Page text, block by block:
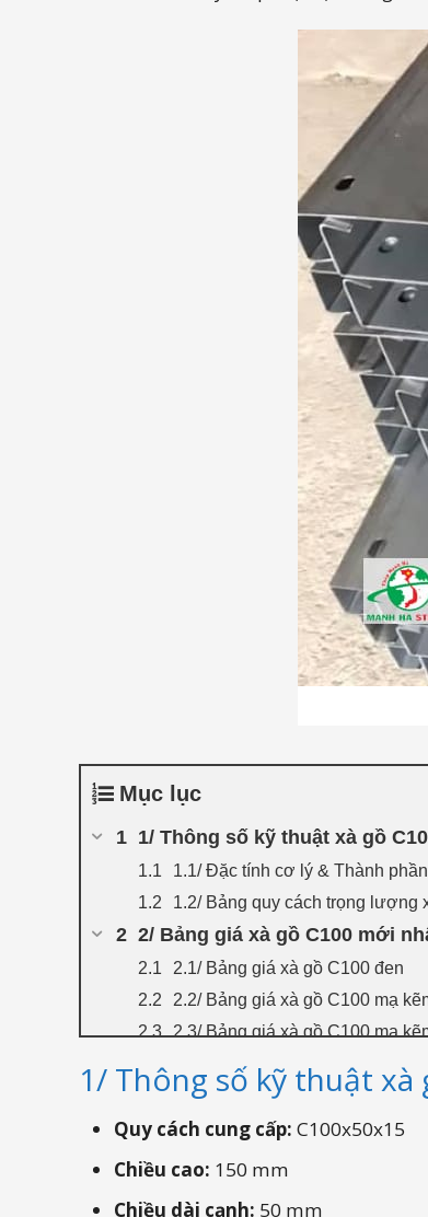
Mục lục
1/ Thông số kỹ thuật xà gồ
1.1/ Đặc tính cơ lý & Thành
1.2/ Bảng quy cách trọng lượng
2/ Bảng giá xà gồ C100 mới
2.1/ Bảng giá xà gồ C100 đen
2.2/ Bảng giá xà gồ C100 mạ
2.3/ Bảng giá xà gồ C100 mạ
3/ Tôn thép Mạnh Hà - Đại lý
1/ Thông số kỹ thuật xà
Quy cách cung cấp:C100x50x15
Chiều cao: 150 mm
Chiều dài cạnh: 50 mm